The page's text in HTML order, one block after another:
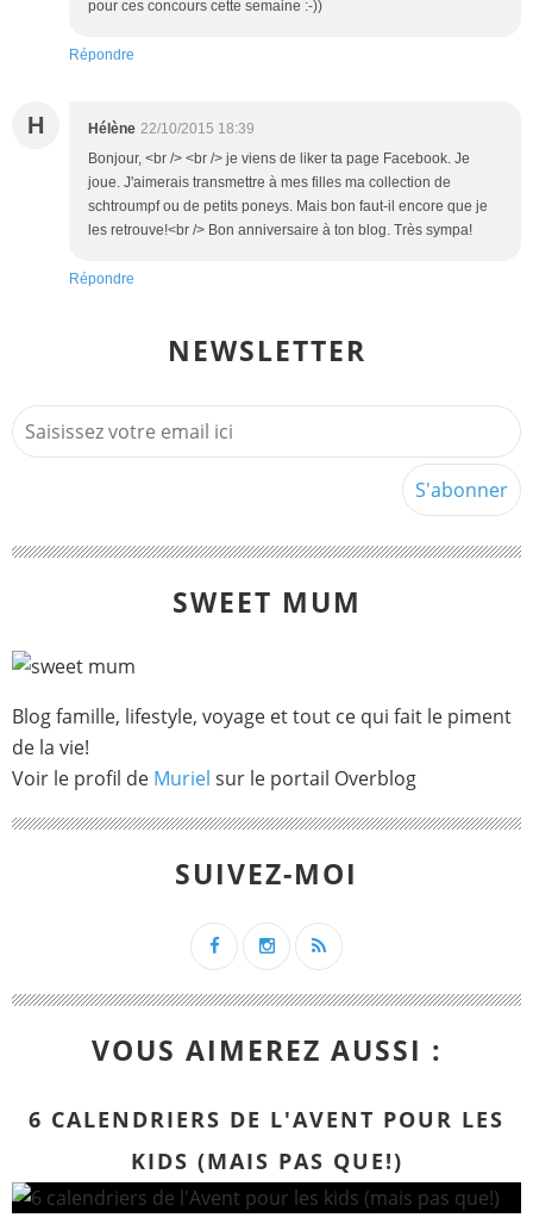
pour ces concours cette semaine :-))
Répondre
H Hélène 22/10/2015 18:39
Bonjour, <br /> <br /> je viens de liker ta page Facebook. Je
joue. J'aimerais transmettre à mes filles ma collection de
schtroumpf ou de petits poneys. Mais bon faut-il encore que je
les retrouve!<br /> Bon anniversaire à ton blog. Très sympa!
Répondre
NEWSLETTER
SWEET MUM
Blog famille, lifestyle, voyage et tout ce qui fait le piment
de la vie!
Voir le profil de Muriel sur le portail Overblog
SUIVEZ-MOI
VOUS AIMEREZ AUSSI :
6 CALENDRIERS DE L'AVENT POUR LES
KIDS (MAIS PAS QUE!)